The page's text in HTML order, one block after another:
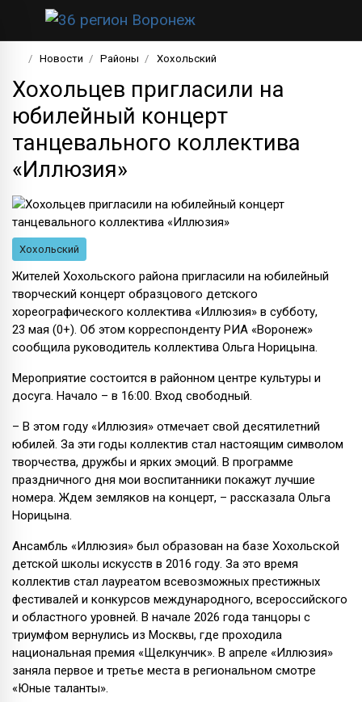
Новости Районы Хохольский
Хохольцев пригласили на
юбилейный концерт
танцевального коллектива
«Иллюзия»
Хохольский
Жителей Хохольского района пригласили на юбилейный
творческий концерт образцового детского
хореографического коллектива «Иллюзия» в субботу,
23 мая (0+). Об этом корреспонденту РИА «Воронеж»
сообщила руководитель коллектива Ольга Норицына.
Мероприятие состоится в районном центре культуры и
досуга. Начало – в 16:00. Вход свободный.
– В этом году «Иллюзия» отмечает свой десятилетний
юбилей. За эти годы коллектив стал настоящим символом
творчества, дружбы и ярких эмоций. В программе
праздничного дня мои воспитанники покажут лучшие
номера. Ждем земляков на концерт, – рассказала Ольга
Норицына.
Ансамбль «Иллюзия» был образован на базе Хохольской
детской школы искусств в 2016 году. За это время
коллектив стал лауреатом всевозможных престижных
фестивалей и конкурсов международного, всероссийского
и областного уровней. В начале 2026 года танцоры с
триумфом вернулись из Москвы, где проходила
национальная премия «Щелкунчик». В апреле «Иллюзия»
заняла первое и третье места в региональном смотре
«Юные таланты».